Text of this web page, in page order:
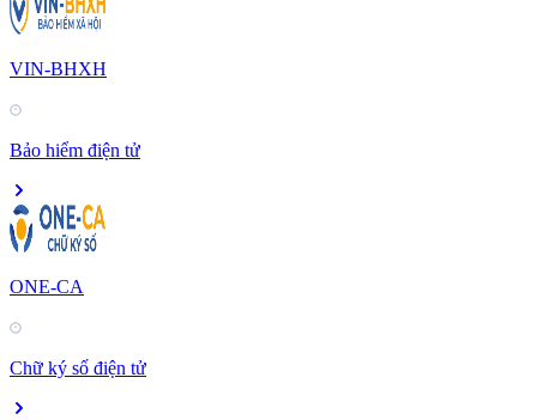
VIN-BHXH
Bảo hiểm điện tử
ONE-CA
Chữ ký số điện tử